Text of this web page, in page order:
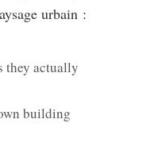
urbain :
they actually
building